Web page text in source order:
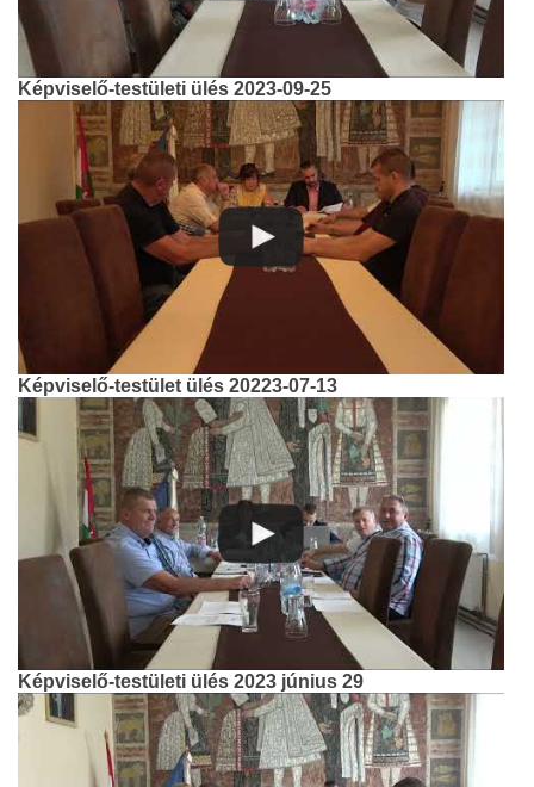
Képviselő-testületi ülés 2023-09-25
Képviselő-testület ülés 20223-07-13
Képviselő-testületi ülés 2023 június 29